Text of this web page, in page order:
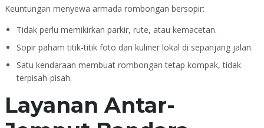
Keuntungan menyewa armada rombongan bersopir:
Tidak perlu memikirkan parkir, rute, atau kemacetan.
Sopir paham titik-titik foto dan kuliner lokal di sepanjang jalan.
Satu kendaraan membuat rombongan tetap kompak, tidak
terpisah-pisah.
Layanan Antar-